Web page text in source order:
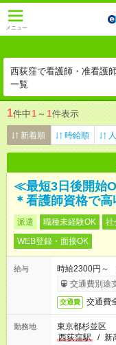
メニュー
西荻窪で看護師・准看護
一覧
1件中1 ～ 1件表示
新着順 時給順
≪最短3日後開始
＊看護師資格で高
派遣 職種未経験OK 社
WEB登録・面接OK
給与
時給2300円～
交通費別途
交通費 交通費
勤務地
東京都杉並区
西荻窪駅
/ 新